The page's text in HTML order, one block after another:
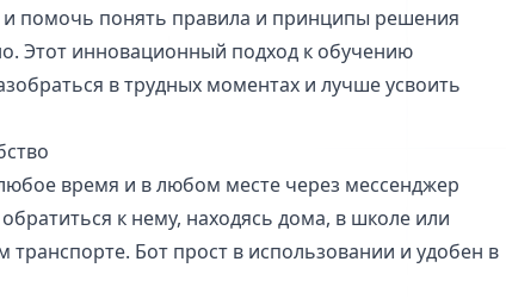
помочь понять правила и принципы решения
Этот инновационный подход к обучению
в трудных моментах и лучше усвоить
время и в любом месте через мессенджер
к нему, находясь дома, в школе или
Бот прост в использовании и удобен в